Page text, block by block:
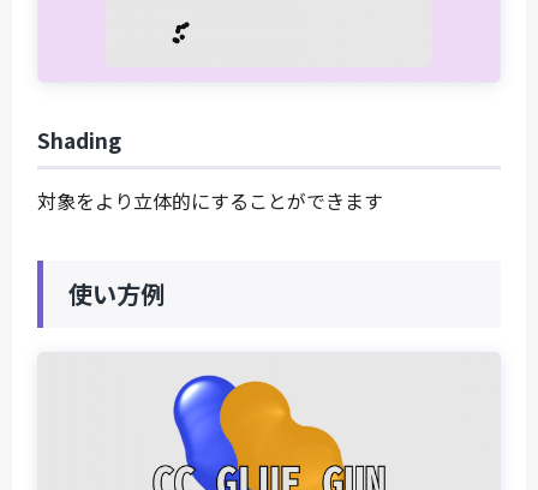
Shading
対象をより立体的にすることができます
使い方例